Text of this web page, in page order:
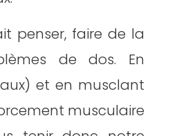
penser, faire de la
de dos. En
et en musclant
musculaire